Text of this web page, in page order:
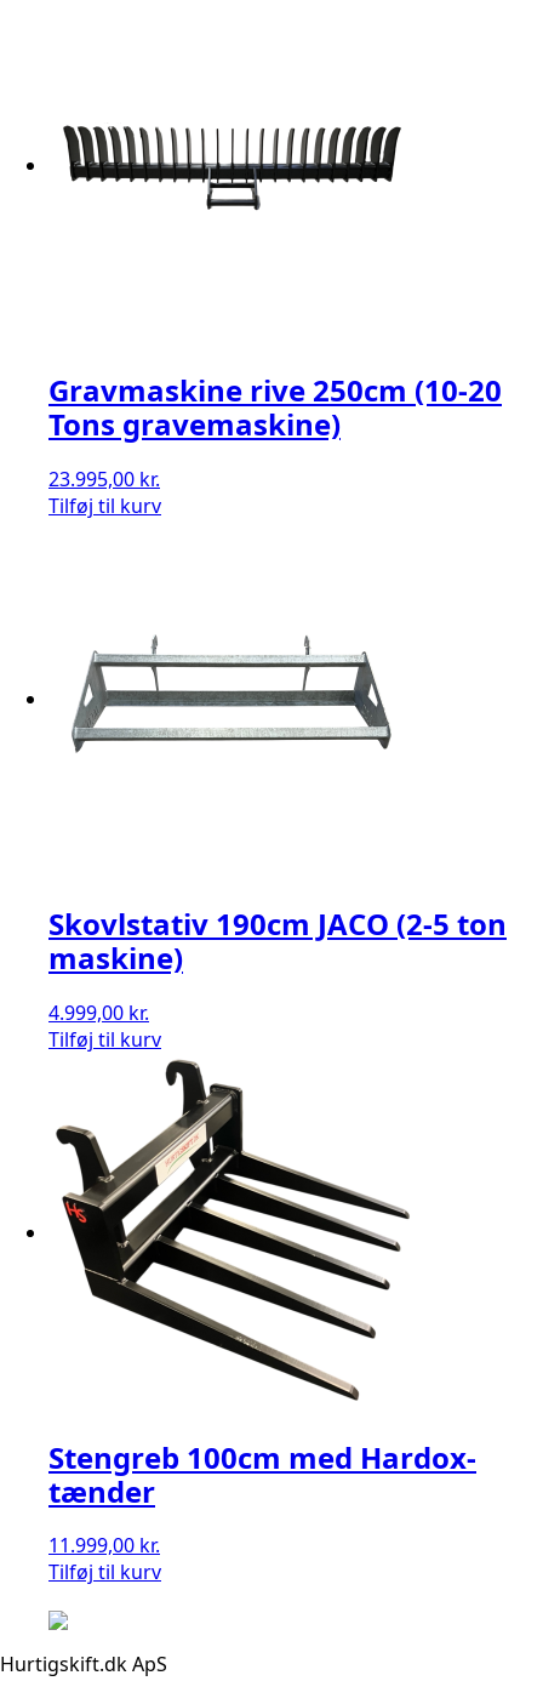
Gravmaskine rive 250cm (10-20
Tons gravemaskine)
23.995,00 kr.
Tilføj til kurv
Skovlstativ 190cm JACO (2-5 ton
maskine)
4.999,00 kr.
Tilføj til kurv
Stengreb 100cm med Hardox-
tænder
11.999,00 kr.
Tilføj til kurv
Hurtigskift.dk ApS